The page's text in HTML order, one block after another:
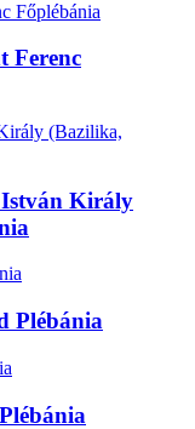
Ferenc
István Király
Plébánia